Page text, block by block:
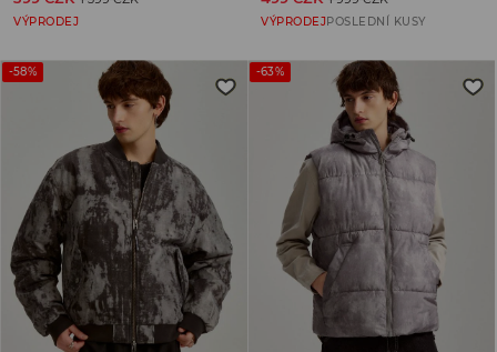
VÝPRODEJ VÝPRODEJ POSLEDNÍ KUSY
-58% -63%